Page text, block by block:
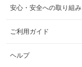
安心・安全への取り組み
ご利用ガイド
ヘルプ